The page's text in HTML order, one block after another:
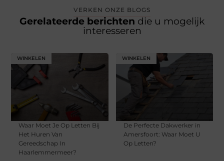
VERKEN ONZE BLOGS
Gerelateerde berichten die u mogelijk
interesseren
WINKELEN
Waar Moet Je Op Letten Bij
Het Huren Van
Gereedschap In
Haarlemmermeer?
WINKELEN
De Perfecte Dakwerker in
Amersfoort: Waar Moet U
Op Letten?